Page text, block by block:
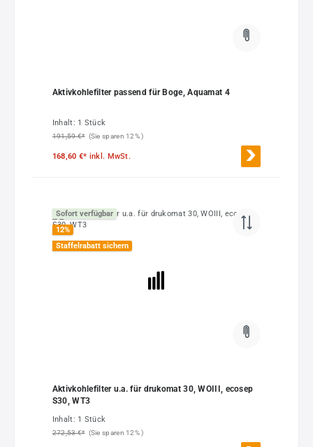
Aktivkohlefilter passend für Boge, Aquamat 4
Inhalt: 1 Stück
191,59 €* (Sie sparen 12% )
168,60 €* inkl. MwSt.
Sofort verfügbar
12%
Staffelrabatt sichern
Aktivkohlefilter u.a. für drukomat 30, WOIII, ecosep
S30, WT3
Inhalt: 1 Stück
272,53 €* (Sie sparen 12% )